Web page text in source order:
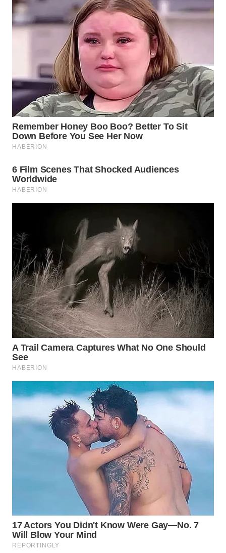
WN
INDRAMAYU
KUNINGAN
WN
MAJALENGKA
WN
SUBANG
WN
SUKABUMI
PRIANGAN
TIMUR
WN
SEMARANG
WN
SOLO
WN
MADURA
WN
BINTAN